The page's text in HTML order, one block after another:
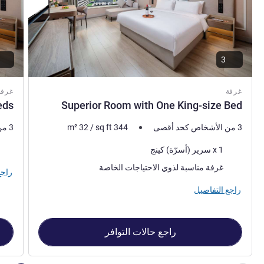
غرفة
Superior Room with One King-size Bed
3 من الأشخاص كحد أقصى m²32/sq ft 344
فرش السرير
1 x سرير (أسرّة) كينج
غرفة مناسبة لذوي الاحتياجات الخاصة
راجع التفاصيل
راجع حالات التوافر
3 من الأشخاص كحد أقصى